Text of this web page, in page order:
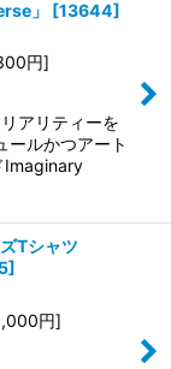
」
[13644]
円]
アリティーを
ールかつアート
Imaginary
Tシャツ
]
円]